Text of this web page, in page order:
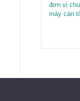
đơn vị
máy cán